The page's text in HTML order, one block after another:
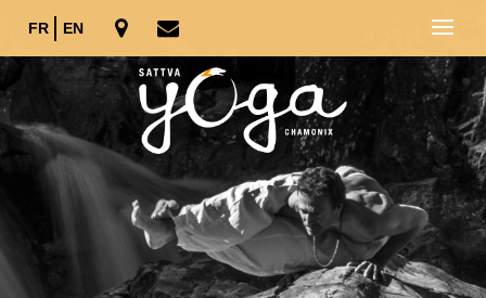
FR EN